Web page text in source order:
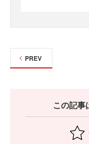
PREV
この記事